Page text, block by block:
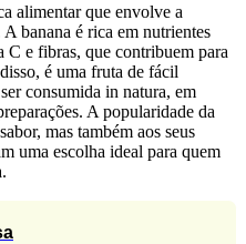
alimentar que envolve a
banana é rica em nutrientes
C e fibras, que contribuem para
é uma fruta de fácil
consumida in natura, em
A popularidade da
mas também aos seus
uma escolha ideal para quem